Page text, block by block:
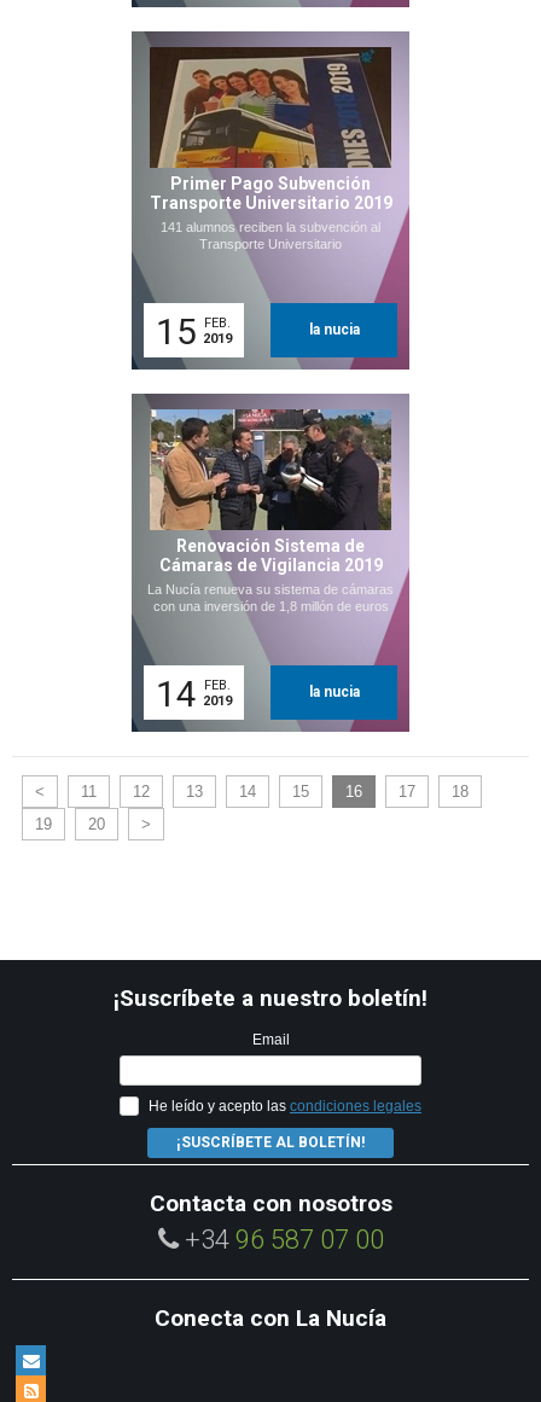
Primer Pago Subvención
Transporte Universitario 2019
141 alumnos reciben la subvención al
Transporte Universitario
15
FEB.
2019
la nucia
Renovación Sistema de
Cámaras de Vigilancia 2019
La Nucía renueva su sistema de cámaras
con una inversión de 1,8 millón de euros
14
FEB.
2019
la nucia
< 11 12 13 14 15 16 17
18
19
20 >
¡Suscríbete a nuestro boletín!
Email
He leído y acepto las condiciones legales
¡SUSCRÍBETE AL BOLETÍN!
Contacta con nosotros
+34 96 587 07 00
Conecta con La Nucía